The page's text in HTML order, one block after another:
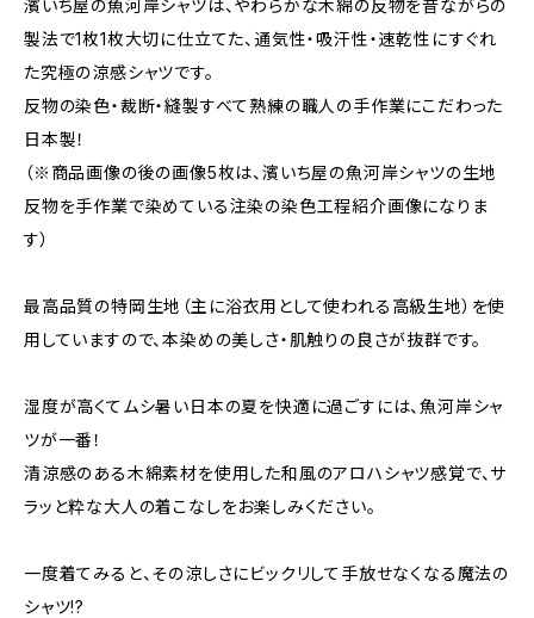
濱いち屋の魚河岸シャツは、やわらかな木綿の反物を昔ながらの
製法で1枚1枚大切に仕立てた、通気性・吸汗性・速乾性にすぐれ
た究極の涼感シャツです。
反物の染色・裁断・縫製すべて熟練の職人の手作業にこだわった
日本製！
（※商品画像の後の画像5枚は、濱いち屋の魚河岸シャツの生地
反物を手作業で染めている注染の染色工程紹介画像になりま
す）
最高品質の特岡生地（主に浴衣用として使われる高級生地）を使
用していますので、本染めの美しさ・肌触りの良さが抜群です。
湿度が高くてムシ暑い日本の夏を快適に過ごすには、魚河岸シャ
ツが一番！
清涼感のある木綿素材を使用した和風のアロハシャツ感覚で、サ
ラッと粋な大人の着こなしをお楽しみください。
一度着てみると、その涼しさにビックリして手放せなくなる魔法の
シャツ!?